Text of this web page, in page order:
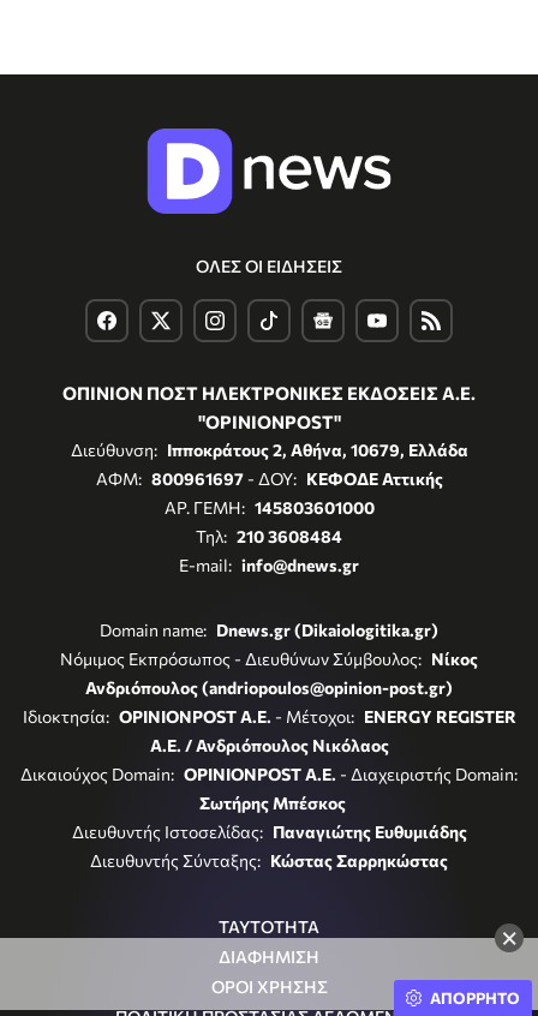
×
ΟΛΕΣ ΟΙ ΕΙΔΗΣΕΙΣ
ΟΠΙΝΙΟΝ ΠΟΣΤ ΗΛΕΚΤΡΟΝΙΚΕΣ ΕΚΔΟΣΕΙΣ Α.Ε.
"OPINIONPOST"
Διεύθυνση: Ιπποκράτους 2, Αθήνα, 10679, Ελλάδα
ΑΦΜ: 800961697- ΔΟΥ: ΚΕΦΟΔΕ Αττικής
ΑΡ. ΓΕΜΗ: 145803601000
Τηλ: 210 3608484
E-mail: info@dnews.gr
Domain name: Dnews.gr (Dikaiologitika.gr)
Νόμιμος Εκπρόσωπος - Διευθύνων Σύμβουλος: Νίκος
Ανδριόπουλος (andriopoulos@opinion-post.gr)
Ιδιοκτησία: OPINIONPOST A.E. - Μέτοχοι: ENERGY REGISTER
Α.Ε. / Ανδριόπουλος Νικόλαος
Δικαιούχος Domain: OPINIONPOST A.E. - Διαχειριστής Domain:
Σωτήρης Μπέσκος
Διευθυντής Ιστοσελίδας: Παναγιώτης Ευθυμιάδης
Διευθυντής Σύνταξης: Κώστας Σαρρηκώστας
ΤΑΥΤΟΤΗΤΑ
ΔΙΑΦΗΜΙΣΗ
ΟΡΟΙ ΧΡΗΣΗΣ
ΑΠΟΡΡΗΤΟ